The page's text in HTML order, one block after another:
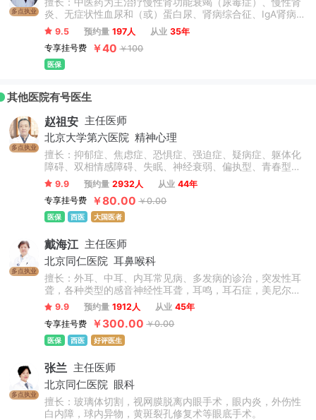
多点执业
擅长：中医药为主治疗慢性肾功能衰竭（尿毒症）、慢性肾
炎、无症状性血尿和（或）蛋白尿、肾病综合征、IgA肾病、
膜性肾病、糖尿病肾病、痛风性肾病、高血压性肾损害、尿
路感染、慢性肾盂肾炎、尿路结石、系统性红斑狼疮性肾
炎、多囊肾等肾脏疾病，及心、脑、肺、脾胃等内科疾病。
9.5 预约量 197人 从业 35年
专享挂号费
￥40 ￥100
医保
其他医院有号医生
多点执业
赵祖安 主任医师
北京大学第六医院 精神心理
擅长：抑郁症、焦虑症、恐惧症、强迫症、疑病症、躯体化
障碍、双相情感障碍、失眠、神经衰弱、偏执型、青春型、
紧张型、单纯型、未定型及其他型或待分类的精神障碍等精
神疾病。躁狂症、双相情感障碍、精神康复、精神障碍、精
神心理、睡眠障碍科、躁狂症、恐惧症、神经官能症、植物
神经紊乱、头痛头晕、更年期综合征、心理咨询、注意力不
9.9 预约量 2932人 从业 44年
专享挂号费
￥80.00 ￥0.00
医保 西医 大国医者
多点执业
戴海江 主任医师
北京同仁医院 耳鼻喉科
擅长：外耳、中耳、内耳常见病、多发病的诊治，突发性耳
聋，各种类型的感音神经性耳聋，耳鸣，耳石症，美尼尔氏
病等疾病的内外科治疗。先天性外中耳畸形的听力重建和整
形；慢性化脓性中耳炎的外科治疗，咽鼓管的解剖学研究，
义耳的临床和基础研究等。
9.9 预约量 1912人 从业 45年
专享挂号费
￥300.00 ￥0.00
医保 西医 好评医生
多点执业
张兰 主任医师
北京同仁医院
眼科
擅长：玻璃体切割，视网膜脱离内眼手术，眼内炎，外伤性
白内障，球内异物，黄斑裂孔修复术等眼底手术。